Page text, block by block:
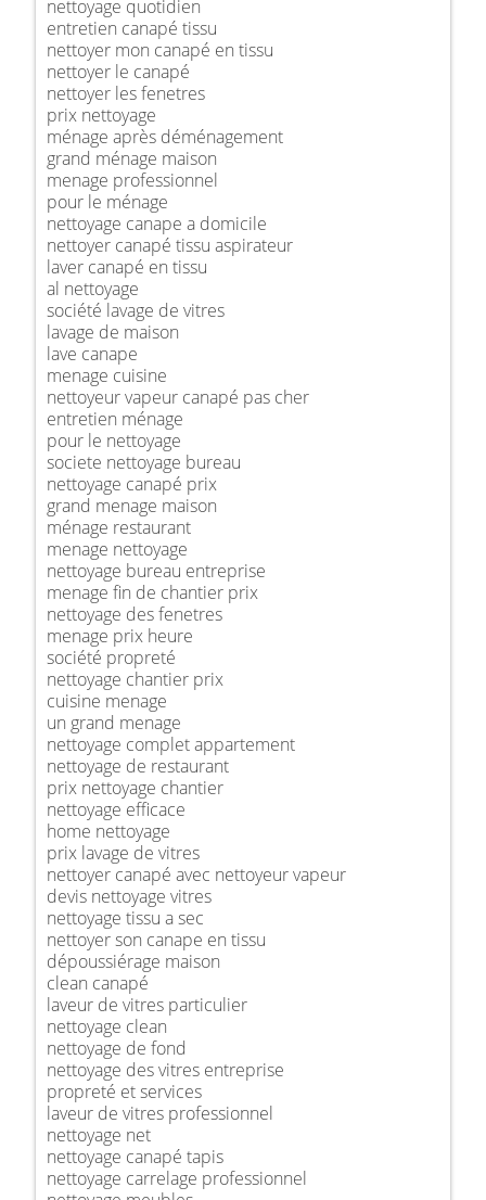
nettoyage quotidien
entretien canapé tissu
nettoyer mon canapé en tissu
nettoyer le canapé
nettoyer les fenetres
prix nettoyage
ménage après déménagement
grand ménage maison
menage professionnel
pour le ménage
nettoyage canape a domicile
nettoyer canapé tissu aspirateur
laver canapé en tissu
al nettoyage
société lavage de vitres
lavage de maison
lave canape
menage cuisine
nettoyeur vapeur canapé pas cher
entretien ménage
pour le nettoyage
societe nettoyage bureau
nettoyage canapé prix
grand menage maison
ménage restaurant
menage nettoyage
nettoyage bureau entreprise
menage fin de chantier prix
nettoyage des fenetres
menage prix heure
société propreté
nettoyage chantier prix
cuisine menage
un grand menage
nettoyage complet appartement
nettoyage de restaurant
prix nettoyage chantier
nettoyage efficace
home nettoyage
prix lavage de vitres
nettoyer canapé avec nettoyeur vapeur
devis nettoyage vitres
nettoyage tissu a sec
nettoyer son canape en tissu
dépoussiérage maison
clean canapé
laveur de vitres particulier
nettoyage clean
nettoyage de fond
nettoyage des vitres entreprise
propreté et services
laveur de vitres professionnel
nettoyage net
nettoyage canapé tapis
nettoyage carrelage professionnel